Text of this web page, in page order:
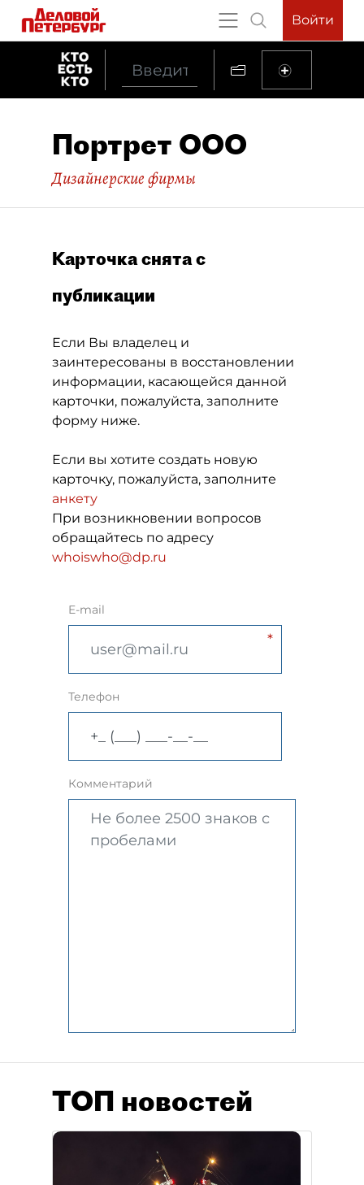
Войти
Портрет ООО
Дизайнерские фирмы
Карточка снята с
публикации
Если Вы владелец и
заинтересованы в восстановлении
информации, касающейся данной
карточки, пожалуйста, заполните
форму ниже.
Если вы хотите создать новую
карточку, пожалуйста, заполните
анкету
При возникновении вопросов
обращайтесь по адресу
whoiswho@dp.ru
E-mail
Телефон
Комментарий
ТОП новостей